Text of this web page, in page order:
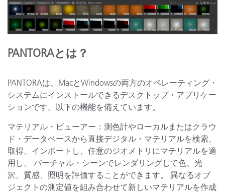
PANTORAとは？
PANTORAは、MacとWindowsの両方のオペレーティング・
システムにインストールできるデスクトップ・アプリケー
ションです。以下の機能を備えています。
マテリアル・ビューアー：測色計やローカルまたはクラウ
ド・データベースから直接デジタル・マテリアルを検索、
取得、インポートし、任意のジオメトリにマテリアルを適
用し、 バーチャル・シーンでレンダリングして色、光
沢、質感、照明を評価することができます。 異なるオブ
ジェクトの測定値を組み合わせて新しいマテリアルを作成